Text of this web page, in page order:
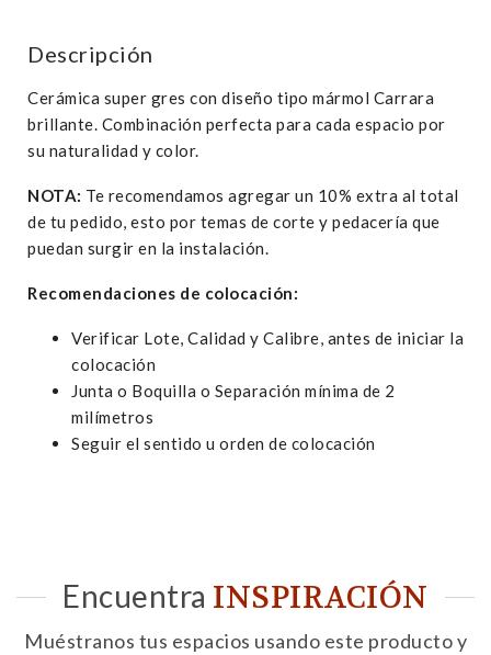
Descripción
Cerámica super gres con diseño tipo mármol Carrara
brillante. Combinación perfecta para cada espacio por
su naturalidad y color.
NOTA: Te recomendamos agregar un 10% extra al total
de tu pedido, esto por temas de corte y pedacería que
puedan surgir en la instalación.
Recomendaciones de colocación:
Verificar Lote, Calidad y Calibre, antes de iniciar la
colocación
Junta o Boquilla o Separación mínima de 2
milímetros
Seguir el sentido u orden de colocación
Encuentra INSPIRACIÓN
Muéstranos tus espacios usando este producto y